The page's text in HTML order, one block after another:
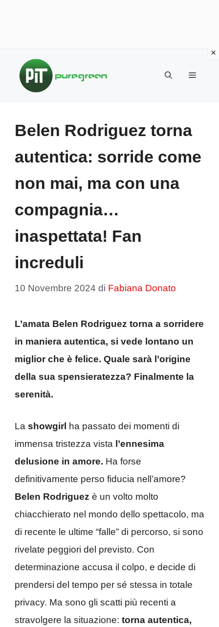
contenuto
MENU
Belen Rodriguez torna
autentica: sorride come
non mai, ma con una
compagnia…
inaspettata! Fan
increduli
10 Novembre 2024 di Fabiana Donato
L’amata Belen Rodriguez torna a sorridere
in maniera autentica, si vede lontano un
miglior che è felice. Quale sarà l’origine
della sua spensieratezza? Finalmente la
serenità.
La showgirl ha passato dei momenti di
immensa tristezza vista l’ennesima
delusione in amore. Ha forse
definitivamente perso fiducia nell’amore?
Belen Rodriguez è un volto molto
chiacchierato nel mondo dello spettacolo, ma
di recente le ultime “falle” di percorso, si sono
rivelate peggiori del previsto. Con
determinazione accusa il colpo, e decide di
prendersi del tempo per sé stessa in totale
privacy. Ma sono gli scatti più recenti a
stravolgere la situazione: torna autentica,